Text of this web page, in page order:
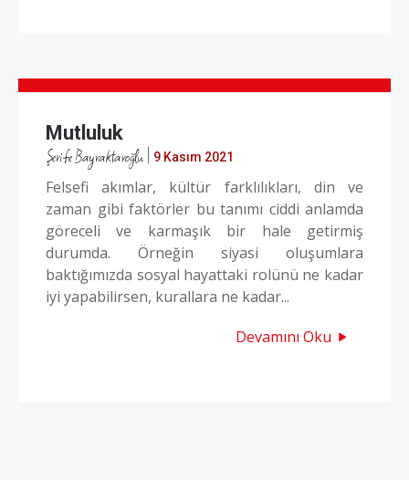
Mutluluk
Şerife Bayraktaroğlu| 9 Kasım 2021
Felsefi akımlar, kültür farklılıkları, din ve
zaman gibi faktörler bu tanımı ciddi anlamda
göreceli ve karmaşık bir hale getirmiş
durumda. Örneğin siyasi oluşumlara
baktığımızda sosyal hayattaki rolünü ne kadar
iyi yapabilirsen, kurallara ne kadar...
Devamını Oku